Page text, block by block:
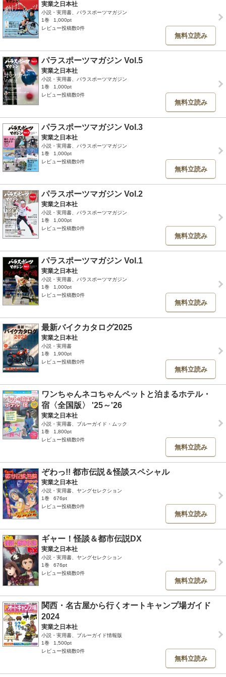
実業之日本社
小説・実用書、パラスポーツマガジン
1巻
1,000pt
レビュー投稿数0件
無料立読み
パラスポーツマガジン Vol.5
実業之日本社
小説・実用書、パラスポーツマガジン
1巻
1,000pt
レビュー投稿数0件
無料立読み
パラスポーツマガジン Vol.3
実業之日本社
小説・実用書、パラスポーツマガジン
1巻
1,000pt
レビュー投稿数0件
無料立読み
パラスポーツマガジン Vol.2
実業之日本社
小説・実用書、パラスポーツマガジン
1巻
1,000pt
レビュー投稿数0件
無料立読み
パラスポーツマガジン Vol.1
実業之日本社
小説・実用書、パラスポーツマガジン
1巻
1,000pt
レビュー投稿数0件
無料立読み
最新バイクカタログ2025
実業之日本社
小説・実用書
1巻
1,900pt
レビュー投稿数0件
無料立読み
ワンちゃんネコちゃんペットと泊まるホテル・
宿〈全国版〉 '25～'26
実業之日本社
小説・実用書、ブルーガイド・ムック
1巻
1,800pt
レビュー投稿数0件
無料立読み
ぞわっ!! 都市伝説＆怪談スペシャル
実業之日本社
小説・実用書、ヤングセレクション
1巻
676pt
レビュー投稿数0件
無料立読み
ギャー！怪談＆都市伝説DX
実業之日本社
小説・実用書、ヤングセレクション
1巻
676pt
レビュー投稿数0件
無料立読み
関西・名古屋から行くオートキャンプ場ガイド
2024
実業之日本社
小説・実用書、ブルーガイド情報版
1巻
1,500pt
レビュー投稿数0件
無料立読み